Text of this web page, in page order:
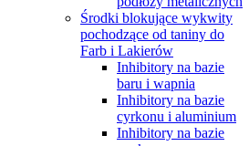
Środki blokujące wykwity
pochodzące od taniny do
Farb i Lakierów
Inhibitory na bazie
baru i wapnia
Inhibitory na bazie
cyrkonu i aluminium
Inhibitory na bazie